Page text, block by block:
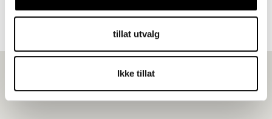
tillat utvalg
Ikke tillat